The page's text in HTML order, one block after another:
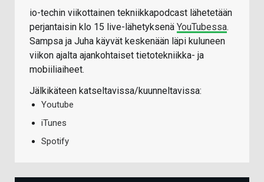
io-techin viikottainen tekniikkapodcast lähetetään
perjantaisin klo 15 live-lähetyksenä YouTubessa.
Sampsa ja Juha käyvät keskenään läpi kuluneen
viikon ajalta ajankohtaiset tietotekniikka- ja
mobiiliaiheet.
Jälkikäteen katseltavissa/kuunneltavissa:
Youtube
iTunes
Spotify